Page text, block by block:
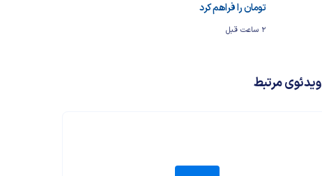
تومان را فراهم کرد
2 ساعت قبل
ویدئوی مرتبط